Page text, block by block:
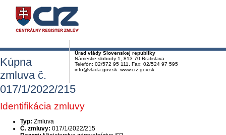
Úrad vlády Slovenskej republiky
Námestie slobody 1, 813 70 Bratislava
Telefón: 02/572 95 111, Fax: 02/524 97 595
info@vlada.gov.sk www.crz.gov.sk
Kúpna
zmluva č.
017/1/2022/215
Identifikácia zmluvy
Typ: Zmluva
Č. zmluvy: 017/1/2022/215